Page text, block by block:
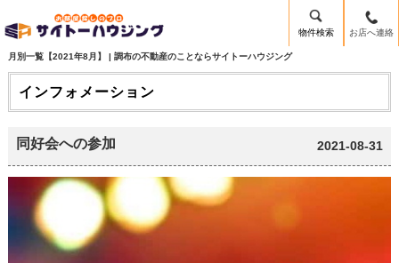
物件検索 お店へ連絡
月別一覧【2021年8月】 | 調布の不動産のことならサイトーハウジング
インフォメーション
同好会への参加 2021-08-31